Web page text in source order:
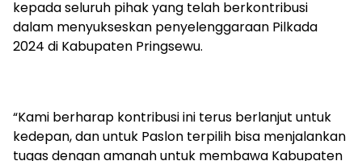
kepada seluruh pihak yang telah berkontribusi
dalam menyukseskan penyelenggaraan Pilkada
2024 di Kabupaten Pringsewu.
“Kami berharap kontribusi ini terus berlanjut untuk
kedepan, dan untuk Paslon terpilih bisa menjalankan
tugas dengan amanah untuk membawa Kabupaten